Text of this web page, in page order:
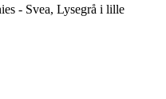
- Svea, Lysegrå i lille